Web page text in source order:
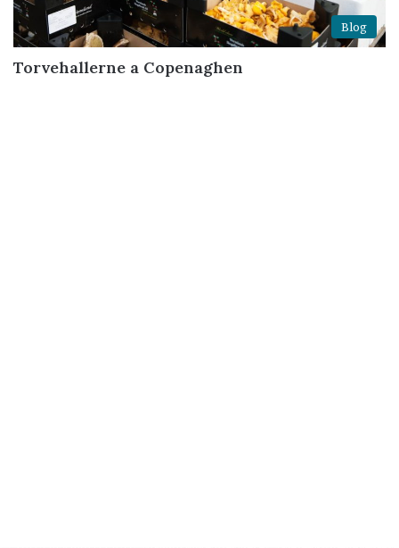
Blog
Torvehallerne a Copenaghen